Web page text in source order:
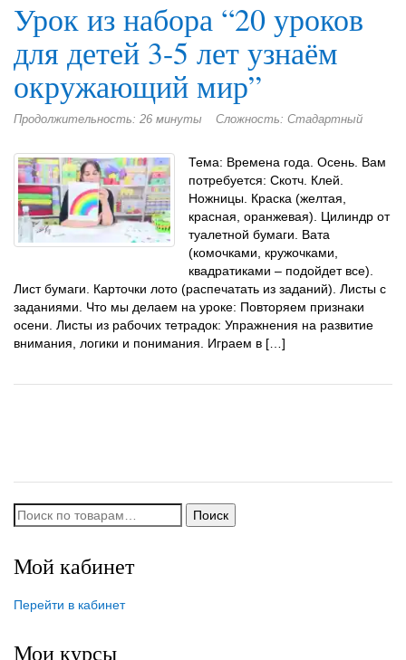
Урок из набора “20 уроков
для детей 3-5 лет узнаём
окружающий мир”
Продолжительность: 26 минуты Сложность: Стадартный
Тема: Времена года. Осень. Вам
потребуется: Скотч. Клей.
Ножницы. Краска (желтая,
красная, оранжевая). Цилиндр от
туалетной бумаги. Вата
(комочками, кружочками,
квадратиками – подойдет все).
Лист бумаги. Карточки лото (распечатать из заданий). Листы с
заданиями. Что мы делаем на уроке: Повторяем признаки
осени. Листы из рабочих тетрадок: Упражнения на развитие
внимания, логики и понимания. Играем в […]
Искать: Поиск
Мой кабинет
Перейти в кабинет
Мои курсы